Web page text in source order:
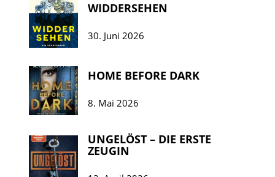
WIDDERSEHEN
30. Juni 2026
HOME BEFORE DARK
8. Mai 2026
UNGELÖST – DIE ERSTE
ZEUGIN